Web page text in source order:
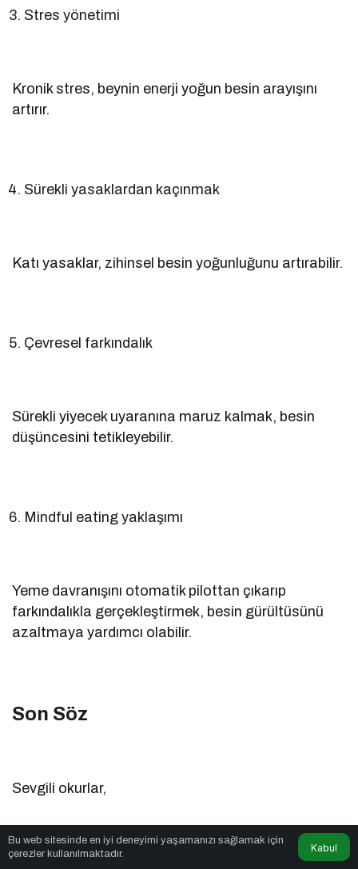
Stres yönetimi
Kronik stres, beynin enerji yoğun besin arayışını
artırır.
Sürekli yasaklardan kaçınmak
Katı yasaklar, zihinsel besin yoğunluğunu artırabilir.
Çevresel farkındalık
Sürekli yiyecek uyaranına maruz kalmak, besin
düşüncesini tetikleyebilir.
Mindful eating yaklaşımı
Yeme davranışını otomatik pilottan çıkarıp
farkındalıkla gerçekleştirmek, besin gürültüsünü
azaltmaya yardımcı olabilir.
Son Söz
Sevgili okurlar,
Bu web sitesinde en iyi deneyimi yaşamanızı sağlamak için
çerezler kullanılmaktadır.
Kabul